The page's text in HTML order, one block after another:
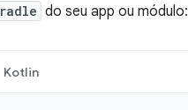
do seu app ou módulo:
Kotlin